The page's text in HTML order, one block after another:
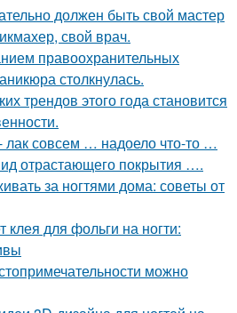
должен быть свой мастер
свой врач.
правоохранительных
столкнулась.
трендов этого года становится
лак совсем … надоело что-то …
отрастающего покрытия ….
за ногтями дома: советы от
клея для фольги на ногти:
можно